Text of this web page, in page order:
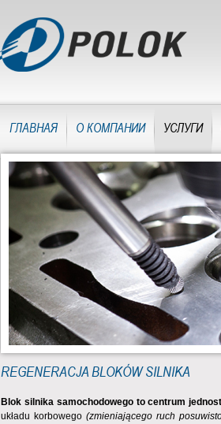
ГЛАВНАЯ О КОМПАНИИ УСЛУГИ
REGENERACJA BLOKÓW SILNIKA
Blok silnika samochodowego to centrum
układu korbowego (zmieniającego ruch